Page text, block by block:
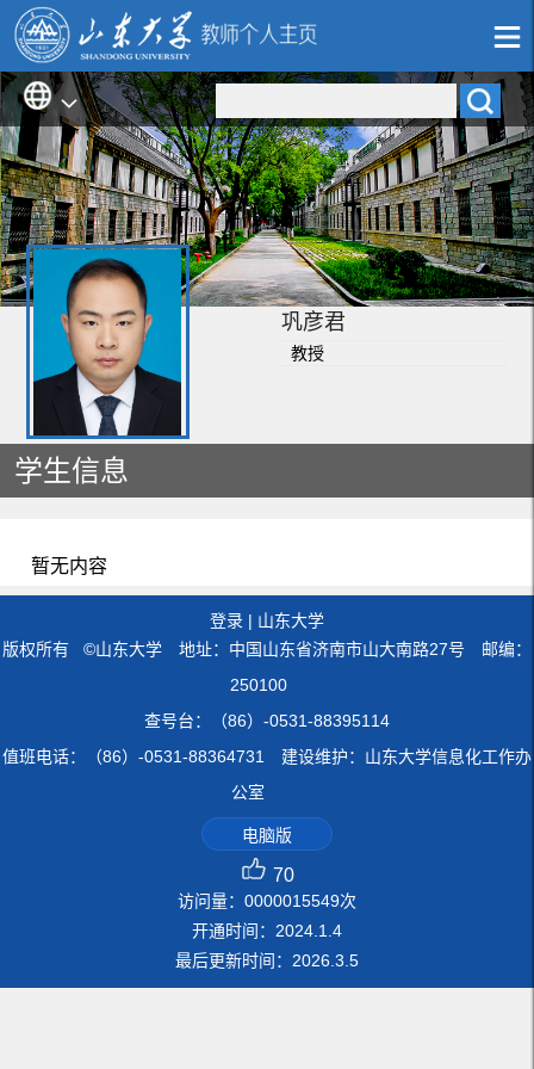
巩彦君
教授
学生信息
暂无内容
登录 | 山东大学
版权所有 ©山东大学 地址：中国山东省济南市山大南路27号 邮编：
250100
查号台：（86）-0531-88395114
值班电话：（86）-0531-88364731 建设维护：山东大学信息化工作办
公室
电脑版
70
访问量： 0000015549次
开通时间： 2024 1 4
最后更新时间： 2026 3 5